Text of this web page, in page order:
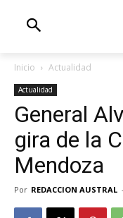
Inicio Actualidad
Actualidad
General
gira de la
Mendoza
Por REDACCION AUSTRAL -